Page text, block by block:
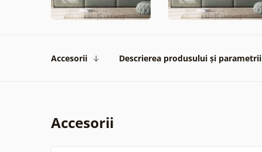
Accesorii Descrierea produsului și parametrii
Accesorii